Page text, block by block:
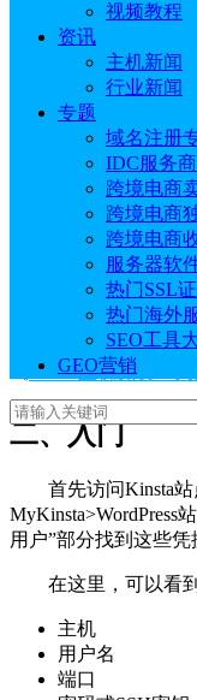
视频教程
资讯
主机新闻
行业新闻
专题
域名注册
IDC服务
跨境电商
跨境电商
跨境电商
服务器软
热门SSL
热门海外
SEO工具
GEO营销
一、购买
二、入门
三、使用
四、何时适合
一、购买
Kinsta官网：点
访问Kinsta官网
机为新客提供30天免
35k”和“WP 2”任意
空间、2个网站支持
Kinsta主机免费30
二、入门
首先访问Kinsta
MyKinsta>WordPress
用户”部分找到这些凭
在这里，可以看
主机
用户名
端口